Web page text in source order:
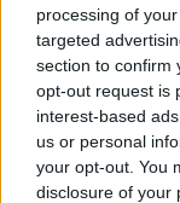
processing of
targeted
section to confirm
opt-out request is
interest-based
us or personal
your opt-out. You
disclosure of your
alkotásnak.
Egyébként ki
törvényszerűen
pénztárca